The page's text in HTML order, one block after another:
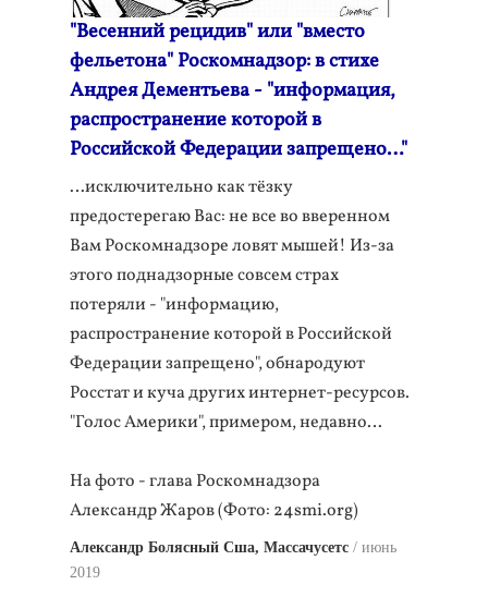
"Весенний рецидив" или "вместо
фельетона" Роскомнадзор: в стихе
Андрея Дементьева - "информация,
распространение которой в
Российской Федерации запрещено…"
…исключительно как тёзку
предостерегаю Вас: не все во вверенном
Вам Роскомнадзоре ловят мышей! Из-за
этого поднадзорные совсем страх
потеряли - "информацию,
распространение которой в Российской
Федерации запрещено", обнародуют
Росстат и куча других интернет-ресурсов.
"Голос Америки", примером, недавно…
На фото - глава Роскомнадзора
Александр Жаров (Фото: 24smi.org)
Александр Болясный Сша, Массачусетс
июнь
2019